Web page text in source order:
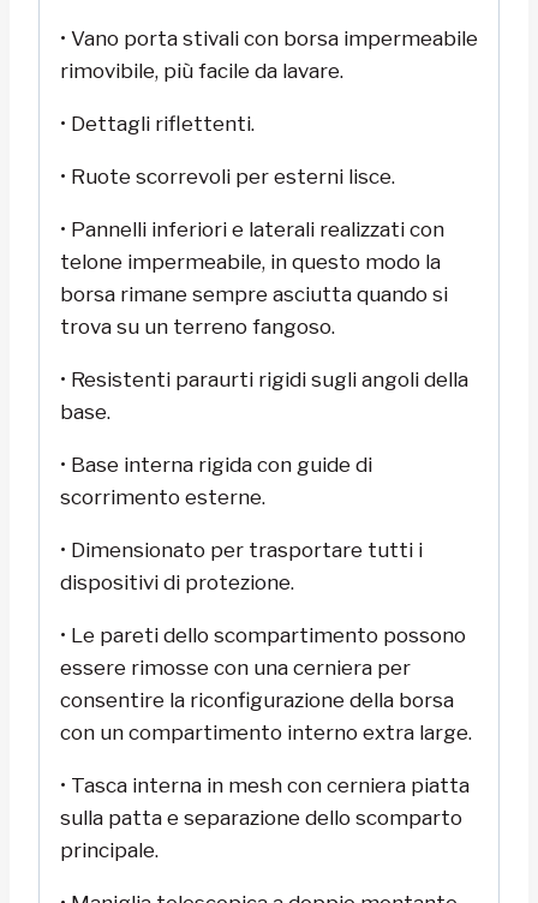
• Vano porta stivali con borsa impermeabile
rimovibile, più facile da lavare.
• Dettagli riflettenti.
• Ruote scorrevoli per esterni lisce.
• Pannelli inferiori e laterali realizzati con
telone impermeabile, in questo modo la
borsa rimane sempre asciutta quando si
trova su un terreno fangoso.
• Resistenti paraurti rigidi sugli angoli della
base.
• Base interna rigida con guide di
scorrimento esterne.
• Dimensionato per trasportare tutti i
dispositivi di protezione.
• Le pareti dello scompartimento possono
essere rimosse con una cerniera per
consentire la riconfigurazione della borsa
con un compartimento interno extra large.
• Tasca interna in mesh con cerniera piatta
sulla patta e separazione dello scomparto
principale.